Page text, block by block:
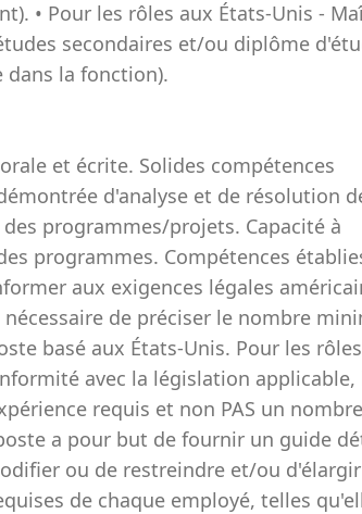
• Pour les rôles aux États-Unis -
secondaires et/ou diplôme
dans la fonction).
et écrite. Solides compétences
d'analyse et de résolution
programmes/projets. Capacité à
programmes. Compétences
aux exigences légales
de préciser le nombre
basé aux États-Unis. Pour les
avec la législation applicable,
requis et non PAS un nombre
a pour but de fournir un guide
ou de restreindre et/ou
de chaque employé, telles